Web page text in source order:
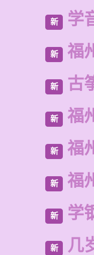
新 学
新 福
新 古
新 福
新 福
新 福
新 学
新 几